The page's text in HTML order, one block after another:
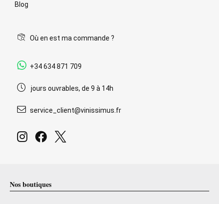
Blog
Où en est ma commande ?
+34 634 871 709
jours ouvrables, de 9 à 14h
service_client@vinissimus.fr
Nos boutiques